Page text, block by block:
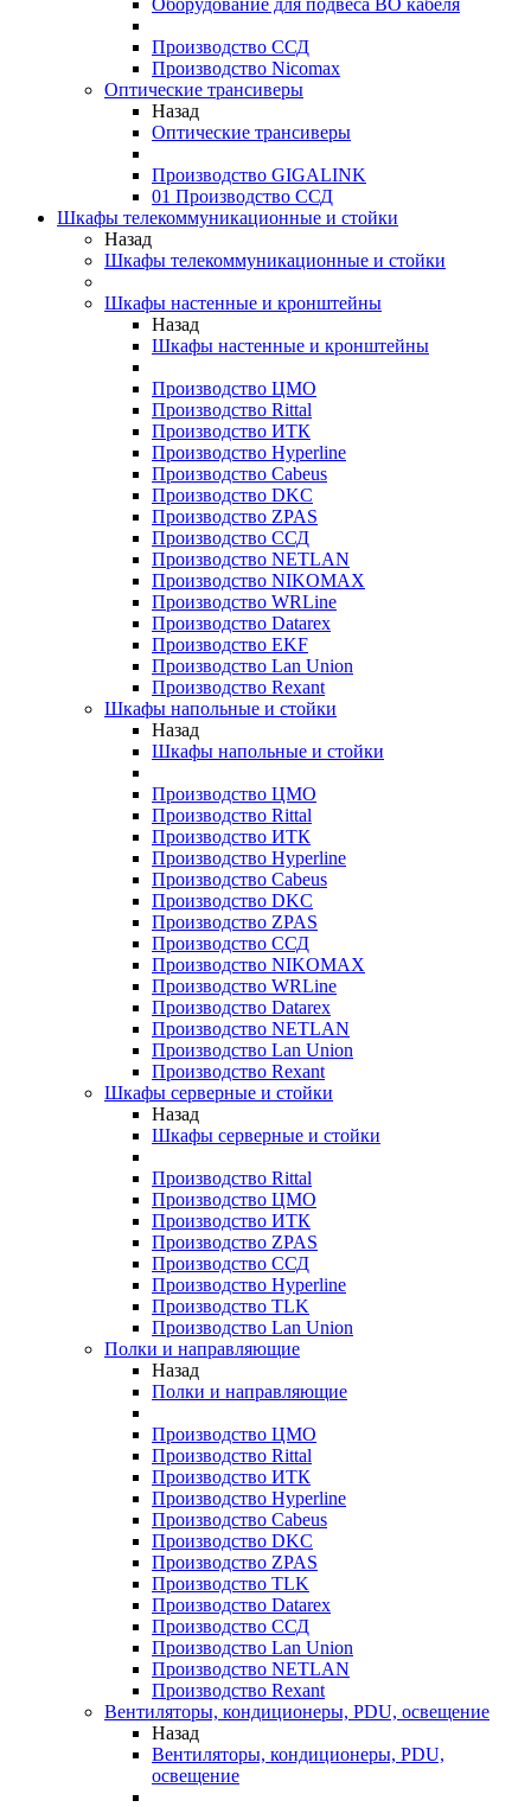
Оборудование для подвеса ВО кабеля
Производство ССД
Производство Nicomax
Оптические трансиверы
Назад
Оптические трансиверы
Производство GIGALINK
01 Производство ССД
Шкафы телекоммуникационные и стойки
Назад
Шкафы телекоммуникационные и стойки
Шкафы настенные и кронштейны
Назад
Шкафы настенные и кронштейны
Производство ЦМО
Производство Rittal
Производство ИТК
Производство Hyperline
Производство Cabeus
Производство DKC
Производство ZPAS
Производство ССД
Производство NETLAN
Производство NIKOMAX
Производство WRLine
Производство Datarex
Производство EKF
Производство Lan Union
Производство Rexant
Шкафы напольные и стойки
Назад
Шкафы напольные и стойки
Производство ЦМО
Производство Rittal
Производство ИТК
Производство Hyperline
Производство Cabeus
Производство DKC
Производство ZPAS
Производство ССД
Производство NIKOMAX
Производство WRLine
Производство Datarex
Производство NETLAN
Производство Lan Union
Производство Rexant
Шкафы серверные и стойки
Назад
Шкафы серверные и стойки
Производство Rittal
Производство ЦМО
Производство ИТК
Производство ZPAS
Производство ССД
Производство Hyperline
Производство TLK
Производство Lan Union
Полки и направляющие
Назад
Полки и направляющие
Производство ЦМО
Производство Rittal
Производство ИТК
Производство Hyperline
Производство Cabeus
Производство DKC
Производство ZPAS
Производство TLK
Производство Datarex
Производство ССД
Производство Lan Union
Производство NETLAN
Производство Rexant
Вентиляторы, кондиционеры, PDU, освещение
Назад
Вентиляторы, кондиционеры, PDU,
освещение